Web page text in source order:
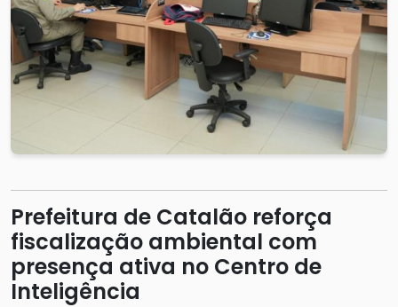
Prefeitura de Catalão reforça
fiscalização ambiental com
presença ativa no Centro de
Inteligência